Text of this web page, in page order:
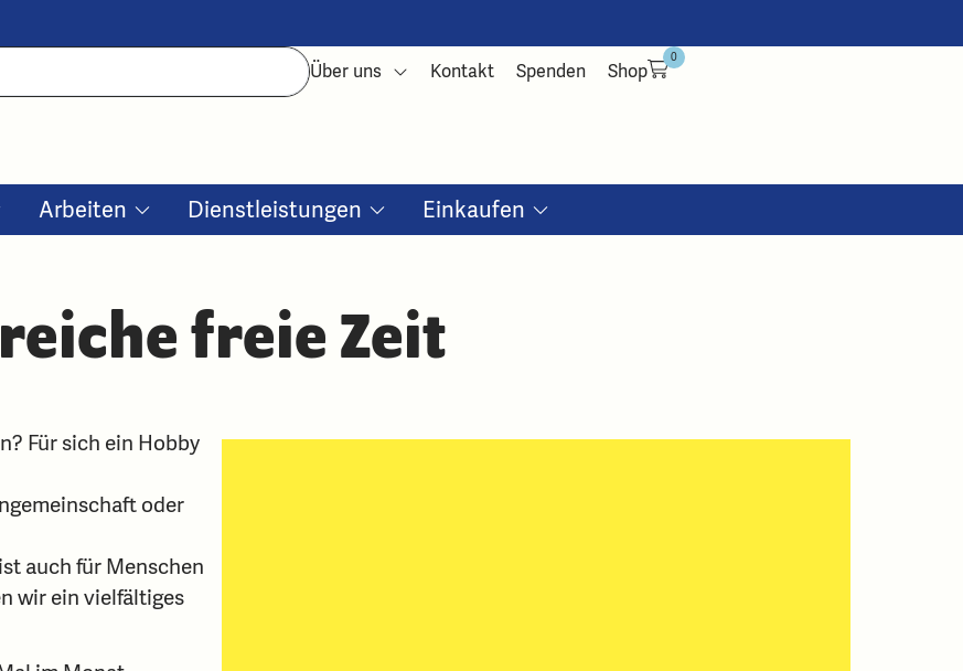
Über uns Kontakt Spenden Shop
0
Arbeiten Dienstleistungen Einkaufen
freie Zeit
Für sich ein Hobby
oder
auch für Menschen
wir ein vielfältiges